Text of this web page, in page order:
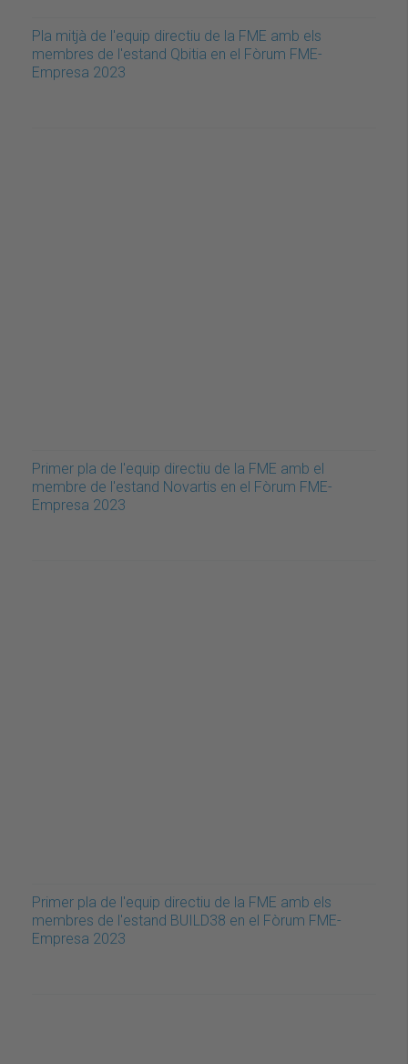
Pla mitjà de l'equip directiu de la FME amb els
membres de l'estand Qbitia en el Fòrum FME-
Empresa 2023
Primer pla de l'equip directiu de la FME amb el
membre de l'estand Novartis en el Fòrum FME-
Empresa 2023
Primer pla de l'equip directiu de la FME amb els
membres de l'estand BUILD38 en el Fòrum FME-
Empresa 2023